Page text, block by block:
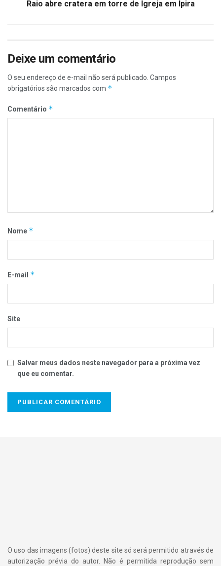
Raio abre cratera em torre de Igreja em Ipira
Deixe um comentário
O seu endereço de e-mail não será publicado. Campos
obrigatórios são marcados com *
Comentário *
Nome *
E-mail *
Site
Salvar meus dados neste navegador para a próxima vez
que eu comentar.
O uso das imagens (fotos) deste site só será permitido através de
autorização prévia do autor. Não é permitida reprodução sem